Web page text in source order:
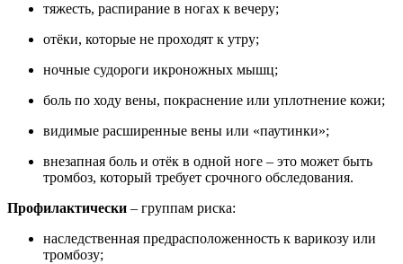
тяжесть, распирание в ногах к вечеру;
отёки, которые не проходят к утру;
ночные судороги икроножных мышц;
боль по ходу вены, покраснение или уплотнение кожи;
видимые расширенные вены или «паутинки»;
внезапная боль и отёк в одной ноге – это может быть
тромбоз, который требует срочного обследования.
Профилактически – группам риска:
наследственная предрасположенность к варикозу или
тромбозу;